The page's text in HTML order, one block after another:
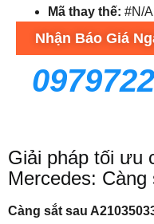
Mã thay thế: #N/
Nhận Báo Giá
Giải pháp tối ưu
Mercedes:
Càng sắt sau